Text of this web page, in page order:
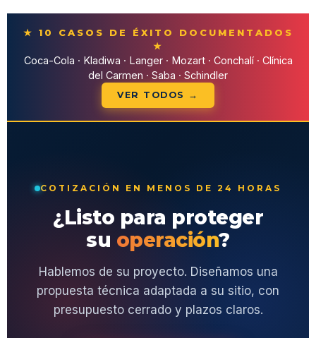
★ 10 CASOS DE ÉXITO DOCUMENTADOS
★
Coca-Cola · Kladiwa · Langer · Mozart · Conchalí · Clínica
del Carmen · Saba · Schindler
VER TODOS →
COTIZACIÓN EN MENOS DE 24 HORAS
¿Listo para proteger
su operación?
Hablemos de su proyecto. Diseñamos una
propuesta técnica adaptada a su sitio, con
presupuesto cerrado y plazos claros.